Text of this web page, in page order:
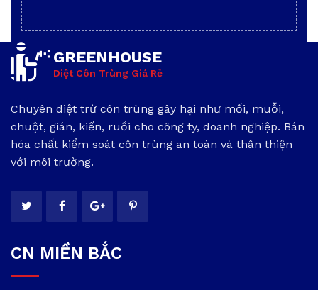
GREENHOUSE
Diệt Côn Trùng Giá Rẻ
Chuyên diệt trừ côn trùng gây hại như mối, muỗi,
chuột, gián, kiến, ruồi cho công ty, doanh nghiệp. Bán
hóa chất kiểm soát côn trùng an toàn và thân thiện
với môi trường.
CN MIỀN BẮC